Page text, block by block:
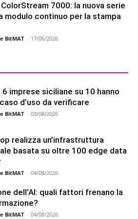
ColorStream 7000: la nuova serie
modulo continuo per la stampa
BitMAT - 17/06/2026
6 imprese siciliane su 10 hanno
d’uso da verificare
BitMAT - 03/08/2026
realizza un’infrastruttura
basata su oltre 100 edge data
BitMAT - 04/08/2026
dell’AI: quali fattori frenano la
BitMAT - 04/08/2026